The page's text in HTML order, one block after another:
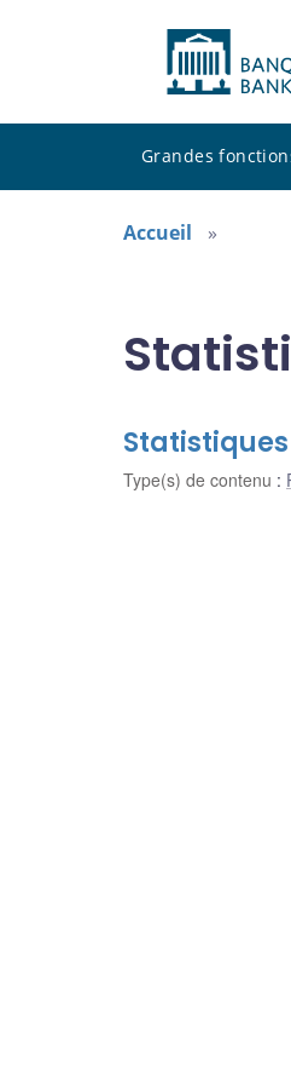
Grandes
Accueil
Type(s) de contenu :